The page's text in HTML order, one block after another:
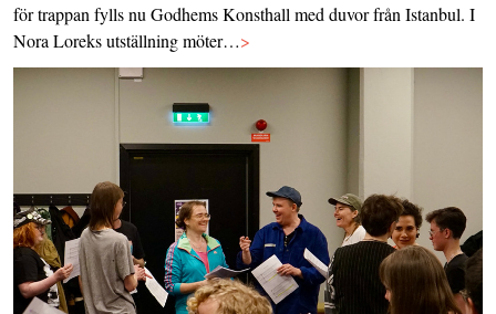
för trappan fylls nu Godhems Konsthall med duvor från Istanbul. I
Nora Loreks utställning möter…>